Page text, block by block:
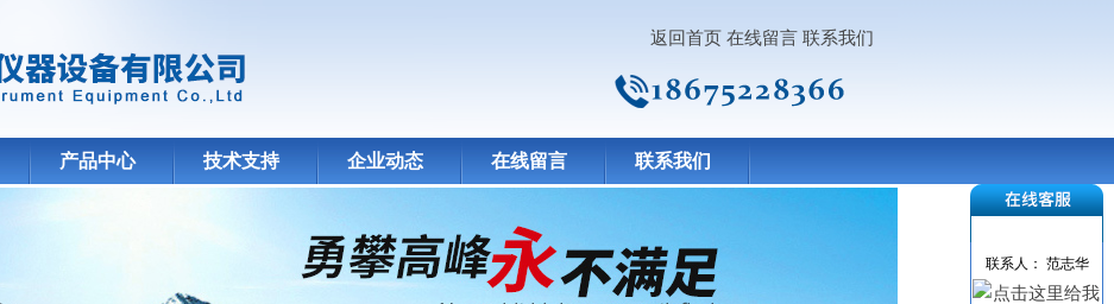
返回首页 在线留言 联系我们
产品中心 技术支持 企业动态 在线留言 联系我们
联系人： 范志华